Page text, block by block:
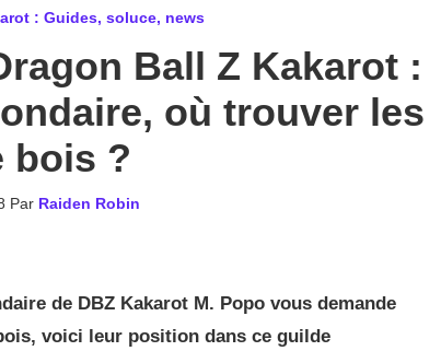
: Guides, soluce, news
Ball Z Kakarot :
où trouver les
bois ?
Par Raiden Robin
de DBZ Kakarot M. Popo vous demande
voici leur position dans ce guilde